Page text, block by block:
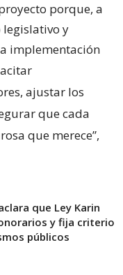
porque, a
legislativo y
implementación
ajustar los
que cada
que merece”,
que Ley Karin
y fija criterio
públicos